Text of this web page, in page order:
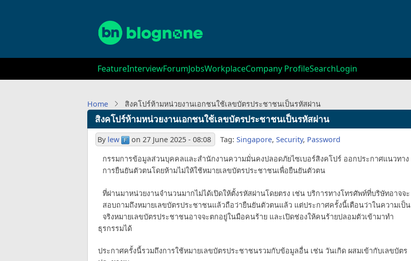
Main
navigation
FeatureInterviewForumJobsWorkplaceCompany ProfileSearchLogin
Home สิงคโปร์ห้ามหน่วยงานเอกชนใช้เลขบัตรประชาชนเป็นรหัสผ่าน
สิงคโปร์ห้ามหน่วยงานเอกชนใช้เลขบัตรประชาชนเป็นรหัสผ่าน
By lew on 27 June 2025 - 08:08 Tag: Singapore, Security, Password
กรรมการข้อมูลส่วนบุคคลและสำนักงานความมั่นคงปลอดภัยไซเบอร์สิงคโปร์ ออกประกาศแนวทาง
การยืนยันตัวตนโดยห้ามไม่ให้ใช้หมายเลขบัตรประชาชนเพื่อยืนยันตัวตน
ที่ผ่านมาหน่วยงานจำนวนมากไม่ได้เปิดให้ตั้งรหัสผ่านโดยตรง เช่น บริการทางโทรศัพท์ที่บริษัทอาจจะ
สอบถามถึงหมายเลขบัตรประชาชนแล้วถือว่ายืนยันตัวตนแล้ว แต่ประกาศครั้งนี้เตือนว่าในความเป็น
จริงหมายเลขบัตรประชาชนอาจจะตกอยู่ในมือคนร้าย และเปิดช่องให้คนร้ายปลอมตัวเข้ามาทำ
ธุรกรรมได้
ประกาศครั้งนี้รวมถึงการใช้หมายเลขบัตรประชาชนรวมกับข้อมูลอื่น เช่น วันเกิด ผสมเข้ากับเลขบัตร